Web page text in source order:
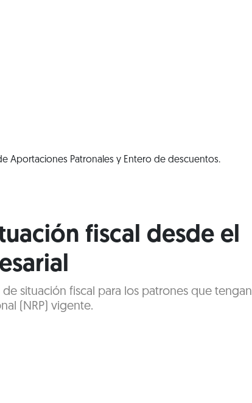
Aportaciones Patronales y Entero de descuentos.
fiscal desde el
situación fiscal para los patrones que tengan
(NRP) vigente.